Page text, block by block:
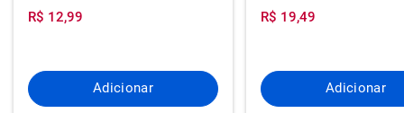
R$ 12,99
Adicionar
R$ 19,49
Adicionar